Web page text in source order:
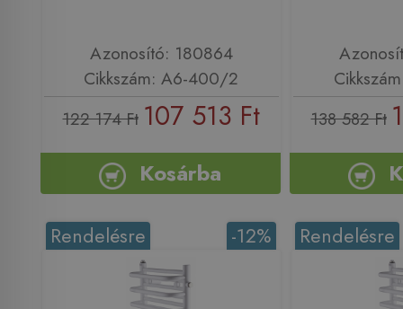
Azonosító: 180864
Cikkszám: A6-400/2
122 174 Ft 107 513 Ft
Kosárba
138 582 Ft
-12%
Rendelésre Rendelésre